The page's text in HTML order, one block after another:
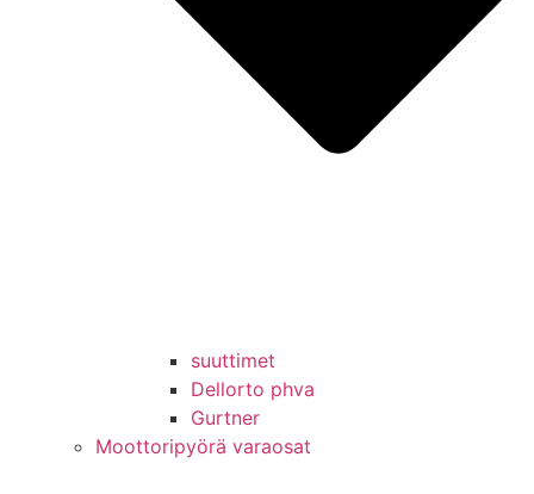
suuttimet
Dellorto phva
Gurtner
Moottoripyörä varaosat